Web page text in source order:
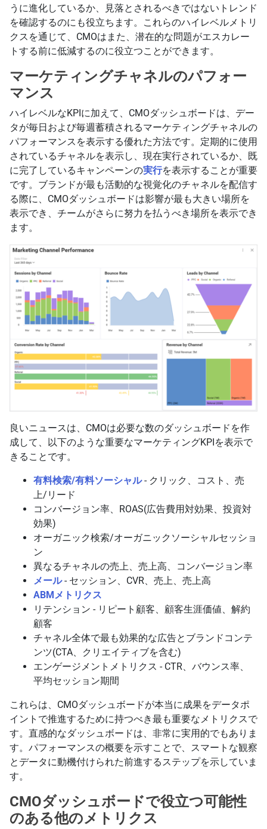
うに進化しているか、見落とされるべきではないトレンド
を確認するのにも役立ちます。これらのハイレベルメトリ
クスを通じて、CMOはまた、潜在的な問題がエスカレー
トする前に低減するのに役立つことができます。
マーケティングチャネルのパフォー
マンス
ハイレベルなKPIに加えて、CMOダッシュボードは、デー
タが毎日および毎週蓄積されるマーケティングチャネルの
パフォーマンスを表示する優れた方法です。定期的に使用
されているチャネルを表示し、現在実行されているか、既
に完了しているキャンペーンの実行を表示することが重要
です。ブランドが最も活動的な視覚化のチャネルを配信す
る際に、CMOダッシュボードは影響が最も大きい場所を
表示でき、チームがさらに努力を払うべき場所を表示でき
ます。
良いニュースは、CMOは必要な数のダッシュボードを作
成して、以下のような重要なマーケティングKPIを表示で
きることです。
有料検索/有料ソーシャル- クリック、コスト、売
上/リード
コンバージョン率、ROAS(広告費用対効果、投資対
効果)
オーガニック検索/オーガニックソーシャルセッショ
ン
異なるチャネルの売上、売上高、コンバージョン率
メール- セッション、CVR、売上、売上高
ABMメトリクス
リテンション - リピート顧客、顧客生涯価値、解約
顧客
チャネル全体で最も効果的な広告とブランドコンテ
ンツ(CTA、クリエイティブを含む)
エンゲージメントメトリクス - CTR、バウンス率、
平均セッション期間
これらは、CMOダッシュボードが本当に成果をデータポ
イントで推進するために持つべき最も重要なメトリクスで
す。直感的なダッシュボードは、非常に実用的でもありま
す。パフォーマンスの概要を示すことで、スマートな観察
とデータに動機付けられた前進するステップを示していま
す。
CMOダッシュボードで役立つ可能性
のある他のメトリクス